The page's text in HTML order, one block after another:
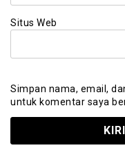
Situs Web
Simpan nama, email,
untuk komentar saya